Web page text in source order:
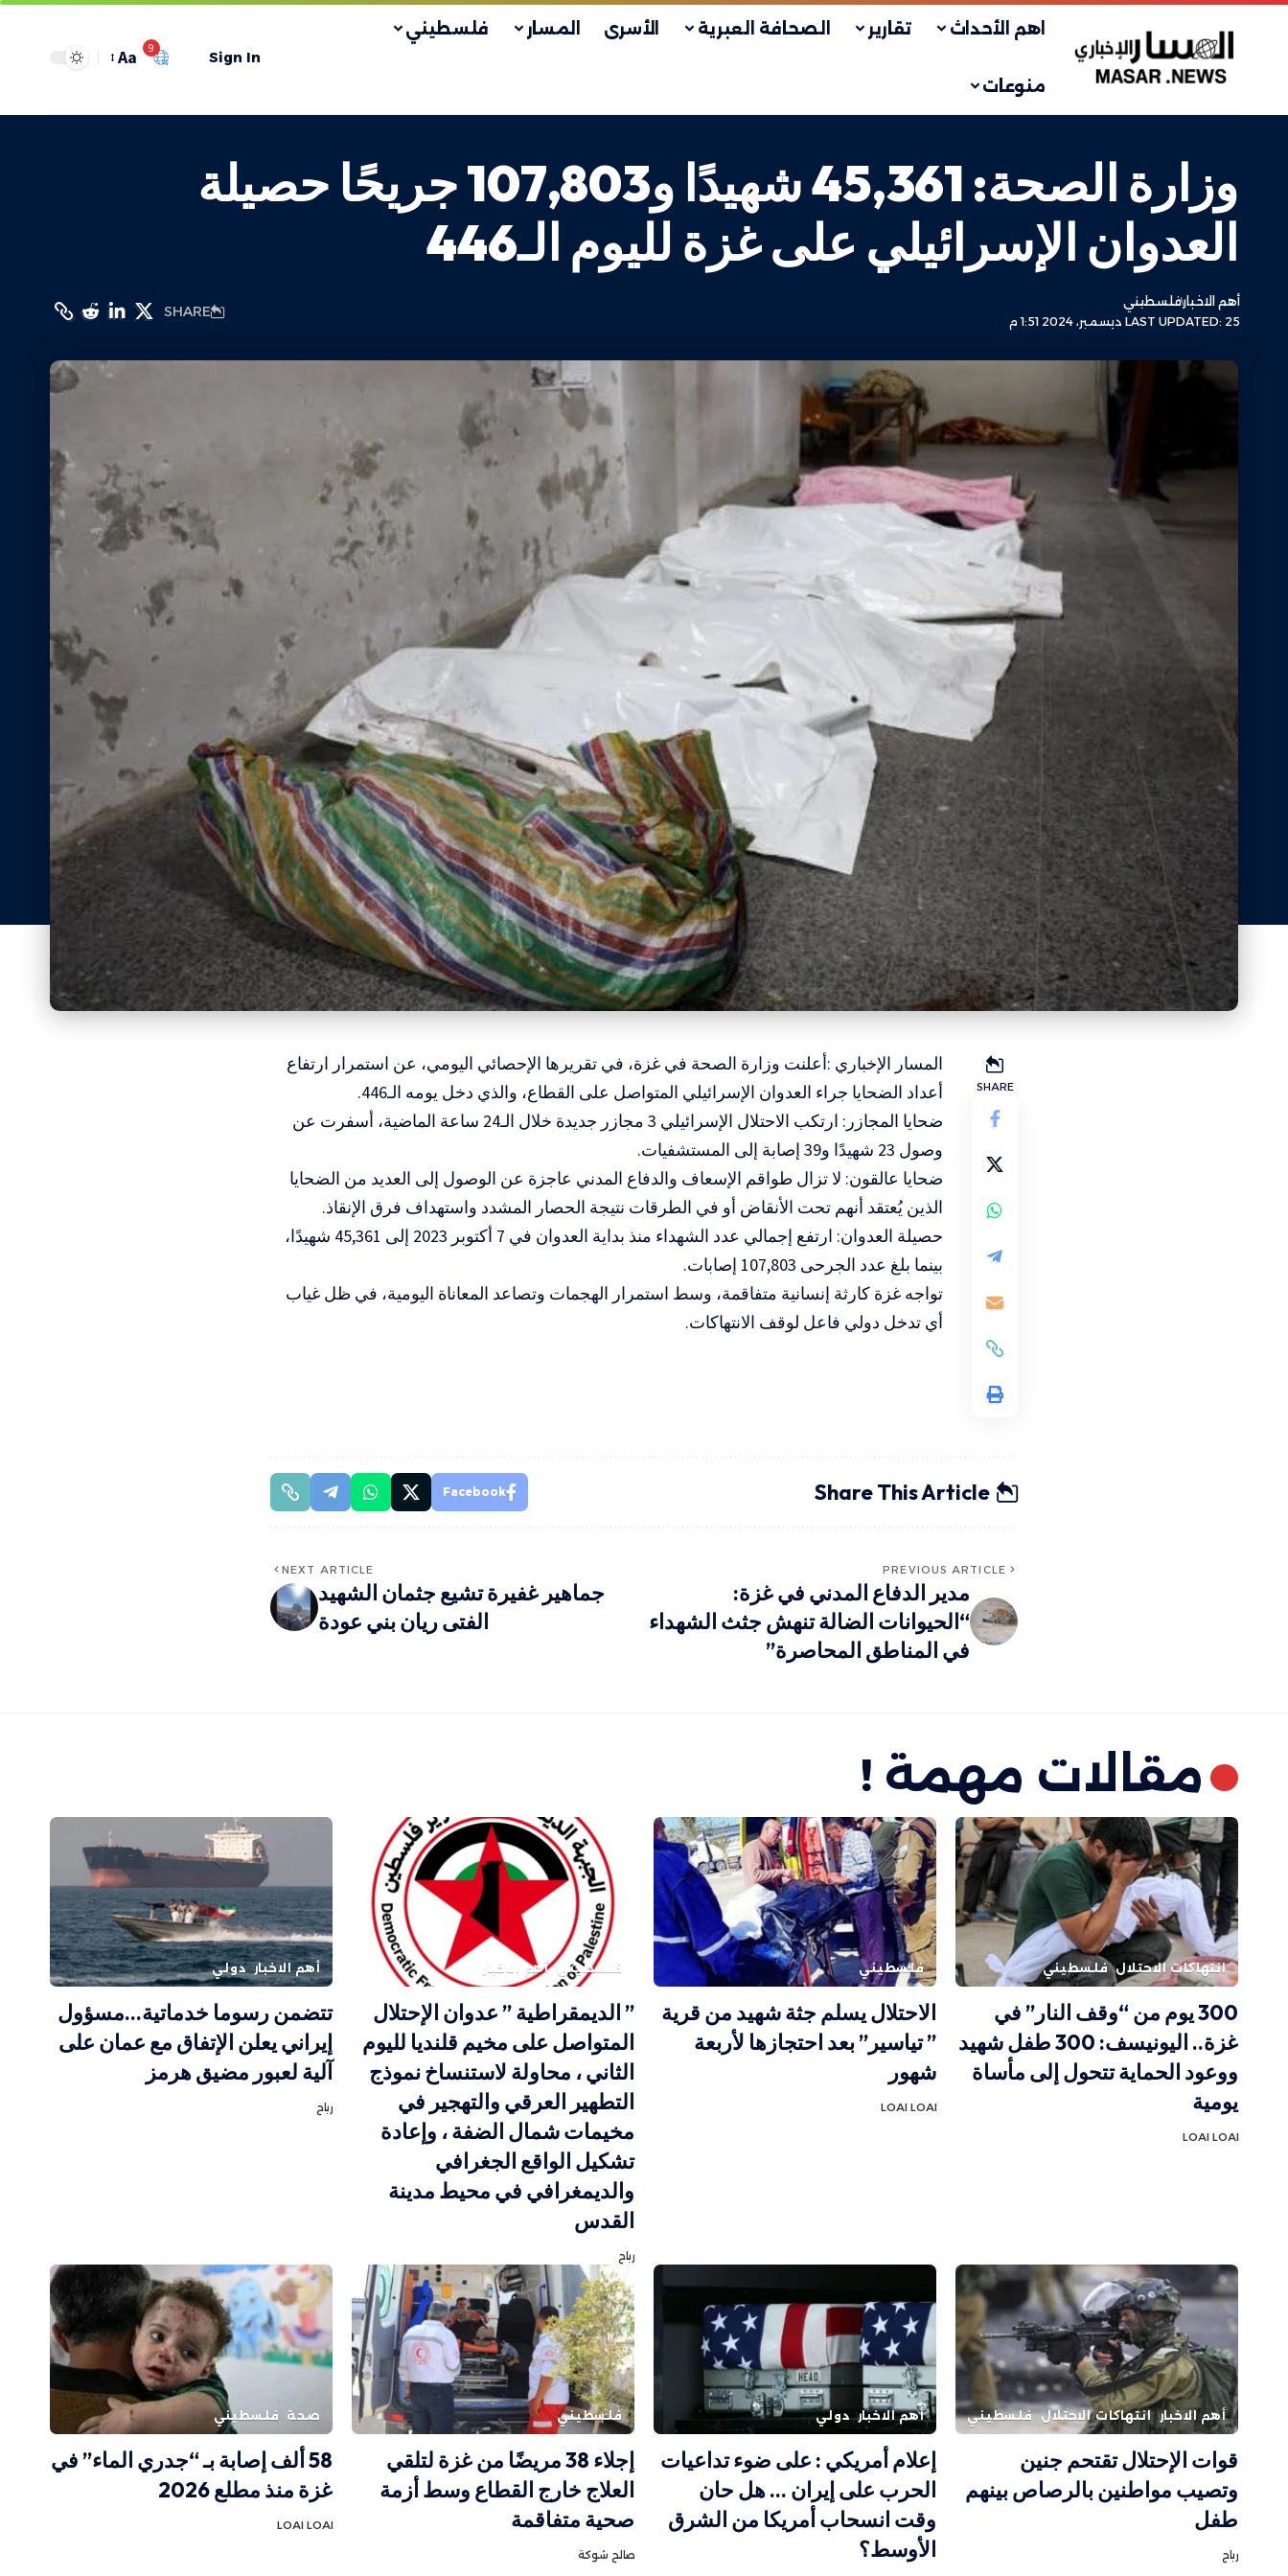
اهم الأحداث تقارير الصحافة العبرية الأسرى المسار فلسطيني
منوعات
Sign In
9
Aa
وزارة الصحة: 45,361 شهيدًا و107,803 جريحًا حصيلة
العدوان الإسرائيلي على غزة لليوم الـ446
LAST UPDATED: 25 ديسمبر، 2024 1:51 م
أهم الاخبارفلسطيني
SHARE
SHARE
المسار الإخباري :أعلنت وزارة الصحة في غزة، في تقريرها الإحصائي اليومي، عن استمرار ارتفاع
أعداد الضحايا جراء العدوان الإسرائيلي المتواصل على القطاع، والذي دخل يومه الـ446.
ضحايا المجازر: ارتكب الاحتلال الإسرائيلي 3 مجازر جديدة خلال الـ24 ساعة الماضية، أسفرت عن
وصول 23 شهيدًا و39 إصابة إلى المستشفيات.
ضحايا عالقون: لا تزال طواقم الإسعاف والدفاع المدني عاجزة عن الوصول إلى العديد من الضحايا
الذين يُعتقد أنهم تحت الأنقاض أو في الطرقات نتيجة الحصار المشدد واستهداف فرق الإنقاذ.
حصيلة العدوان: ارتفع إجمالي عدد الشهداء منذ بداية العدوان في 7 أكتوبر 2023 إلى 45,361 شهيدًا،
بينما بلغ عدد الجرحى 107,803 إصابات.
تواجه غزة كارثة إنسانية متفاقمة، وسط استمرار الهجمات وتصاعد المعاناة اليومية، في ظل غياب
أي تدخل دولي فاعل لوقف الانتهاكات.
Share This Article
Facebook
PREVIOUS ARTICLE
مدير الدفاع المدني في غزة:
“الحيوانات الضالة تنهش جثث الشهداء
في المناطق المحاصرة”
NEXT ARTICLE
جماهير غفيرة تشيع جثمان الشهيد
الفتى ريان بني عودة
مقالات مهمة !
انتهاكات الاحتلال فلسطيني
300 يوم من “وقف النار” في
غزة.. اليونيسف: 300 طفل شهيد
ووعود الحماية تتحول إلى مأساة
يومية
LOAI LOAI
فلسطيني
الاحتلال يسلم جثة شهيد من قرية
” تياسير” بعد احتجازها لأربعة
شهور
LOAI LOAI
فلسطيني أهم الاخبار
” الديمقراطية ” عدوان الإحتلال
المتواصل على مخيم قلنديا لليوم
الثاني ، محاولة لاستنساخ نموذج
التطهير العرقي والتهجير في
مخيمات شمال الضفة ، وإعادة
تشكيل الواقع الجغرافي
والديمغرافي في محيط مدينة
القدس
رباح
أهم الاخبار دولي
تتضمن رسوما خدماتية…مسؤول
إيراني يعلن الإتفاق مع عمان على
آلية لعبور مضيق هرمز
رباح
أهم الاخبار انتهاكات الاحتلال فلسطيني
قوات الإحتلال تقتحم جنين
وتصيب مواطنين بالرصاص بينهم
طفل
رباح
أهم الاخبار دولي
إعلام أمريكي : على ضوء تداعيات
الحرب على إيران … هل حان
وقت انسحاب أمريكا من الشرق
الأوسط؟
فلسطيني
إجلاء 38 مريضًا من غزة لتلقي
العلاج خارج القطاع وسط أزمة
صحية متفاقمة
صالح شوكة
صحة فلسطيني
58 ألف إصابة بـ “جدري الماء” في
غزة منذ مطلع 2026
LOAI LOAI